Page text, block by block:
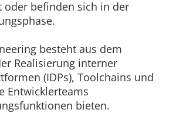
befinden sich in der
besteht aus dem
Realisierung interner
(IDPs), Toolchains und
Entwicklerteams
bieten.